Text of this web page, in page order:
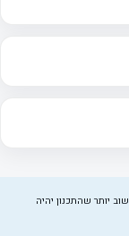
יותר שהתכנון יהיה